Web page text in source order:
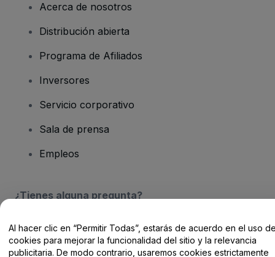
Acerca de nosotros
Distribución abierta
Programa de Afiliados
Inversores
Servicio corporativo
Sala de prensa
Empleos
¿Tienes alguna pregunta?
Centro de Ayuda / Contacto
Al hacer clic en “Permitir Todas”, estarás de acuerdo en el uso
cookies para mejorar la funcionalidad del sitio y la relevancia
publicitaria. De modo contrario, usaremos cookies estrictamente